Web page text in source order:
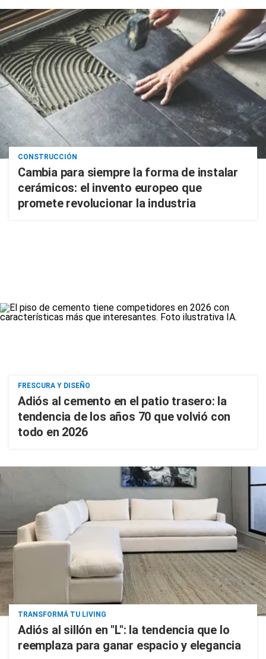
CONSTRUCCIÓN
Cambia para siempre la forma de instalar
cerámicos: el invento europeo que
promete revolucionar la industria
FRESCURA Y DISEÑO
Adiós al cemento en el patio trasero: la
tendencia de los años 70 que volvió con
todo en 2026
TRANSFORMÁ TU LIVING
Adiós al sillón en "L": la tendencia que lo
reemplaza para ganar espacio y elegancia